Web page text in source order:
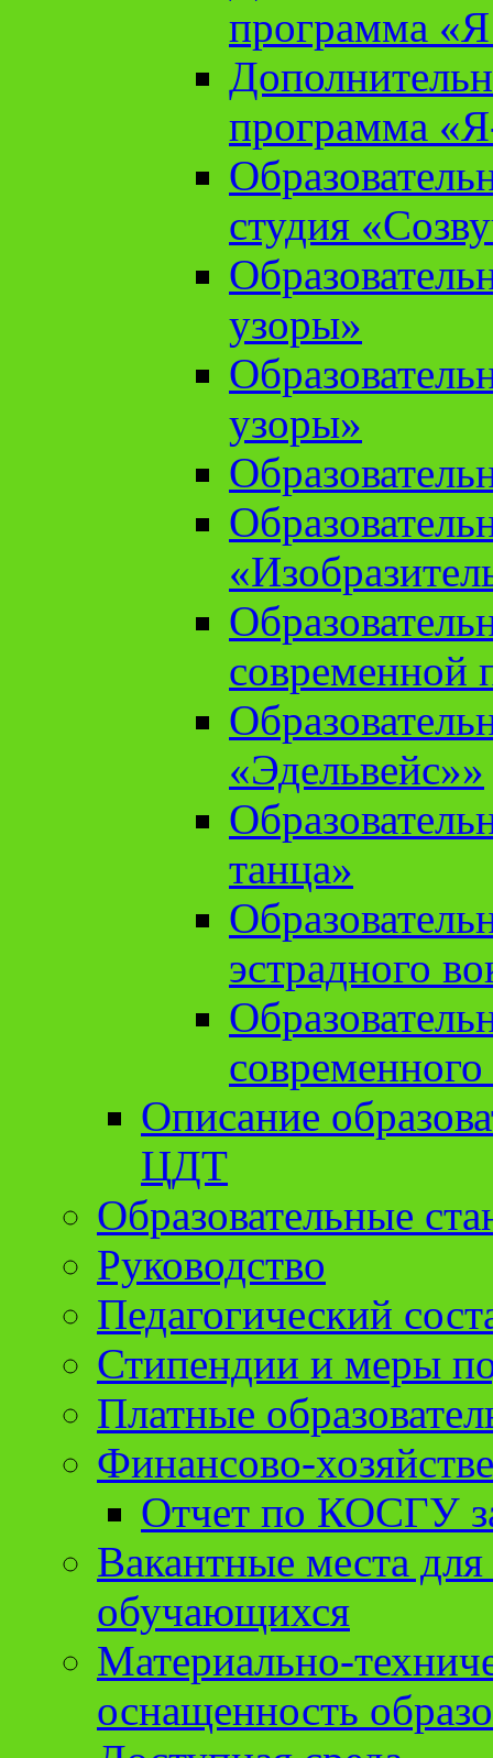
программа «Я
программа
студия
узоры»
узоры»
современной
«Эдельвейс»»
танца»
эстрадного
Описание
ЦДТ
Образовательные
Руководство
Педагогический
Стипендии и меры
Платные
Финансово-
Отчет по КОСГУ
Вакантные места
обучающихся
Материально-
оснащенность